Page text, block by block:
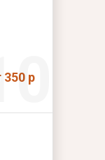
350 р